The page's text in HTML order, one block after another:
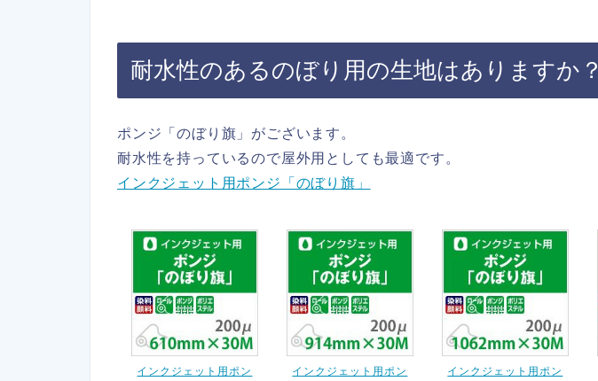
耐水性のあるのぼり用の生地はありますか？
ポンジ「のぼり旗」がございます。
耐水性を持っているので屋外用としても最適です。
インクジェット用ポンジ「のぼり旗」
インクジェット用ポン
インクジェット用ポン
インクジェット用ポン